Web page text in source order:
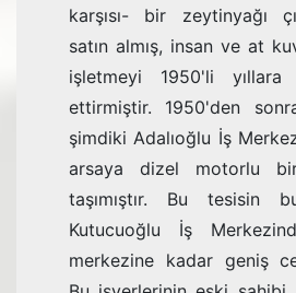
karşısı- bir zeytinyağı
satın almış, insan ve at
işletmeyi 1950'li
ettirmiştir. 1950'den
şimdiki Adalıoğlu İş
arsaya dizel motorlu
taşımıştır. Bu tesisin
Kutucuoğlu İş
merkezine kadar geniş